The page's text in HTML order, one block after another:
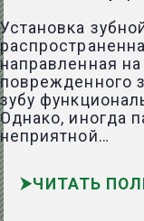
Установка
направленная
поврежденного
зубу
Однако, иногда
неприятной…
ЧИТАТЬ